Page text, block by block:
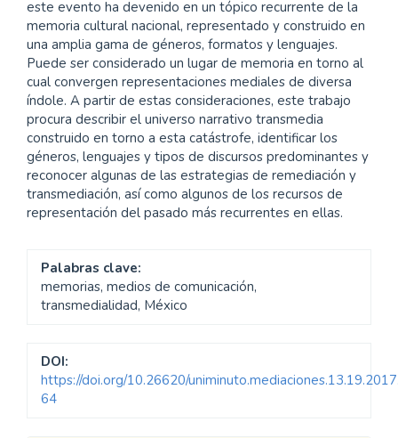
este evento ha devenido en un tópico recurrente de la
memoria cultural nacional, representado y construido en
una amplia gama de géneros, formatos y lenguajes.
Puede ser considerado un lugar de memoria en torno al
cual convergen representaciones mediales de diversa
índole. A partir de estas consideraciones, este trabajo
procura describir el universo narrativo transmedia
construido en torno a esta catástrofe, identificar los
géneros, lenguajes y tipos de discursos predominantes y
reconocer algunas de las estrategias de remediación y
transmediación, así como algunos de los recursos de
representación del pasado más recurrentes en ellas.
Palabras clave:
memorias, medios de comunicación,
transmedialidad, México
DOI:
https://doi.org/10.26620/
64